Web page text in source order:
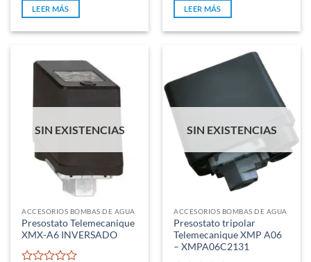
original
era:
LEER MÁS
original
era:
LEER MÁS
SIN EXISTENCIAS
ACCESORIOS BOMBAS DE AGUA
Presostato Telemecanique
XMX-A6 INVERSADO
SIN EXISTENCIAS
ACCESORIOS BOMBAS DE AGUA
Presostato tripolar
Telemecanique XMP A06
– XMPA06C2131